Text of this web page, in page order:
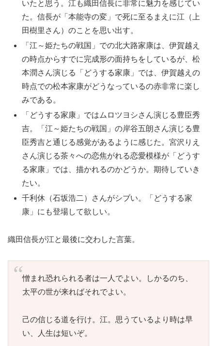
いたと思う。江も織田信長に非常に魅力を感じてい
た。信長が「本能寺の変」で死に至るまえに江（上
田樹里さん）のことを思い出す。
「江～姫たちの戦国」での北大路家康は、伊賀越え
の時点からすでに完成形の面持ちをしているが、松
本潤さん演じる「どうする家康」では、伊賀越えの
時点での松本家康がどうなっているの赤非常に楽し
みである。
「どうする家康」ではムロツヨシさん演じる豊臣秀
吉。「江～姫たちの戦国」の岸谷五朗さん演じる豊
臣秀吉と通じる感覚があるように感じた。宮沢りえ
さん演じる茶々への恋焦がれる恋愛模様が「どうす
る家康」では、描かれるのかどうか。期待していき
たい。
千利休（石坂浩二）さんがシブい。「どうする家
康」にも登場して欲しい。
織田信長が江と最後に交わした言葉。
憎まれ恐れられる者は一人でよい。しかるのち、
太平の世が来ればそれでよい。
己の信じる道を行け。江。思うているより時は早
い、人生は短いぞ。